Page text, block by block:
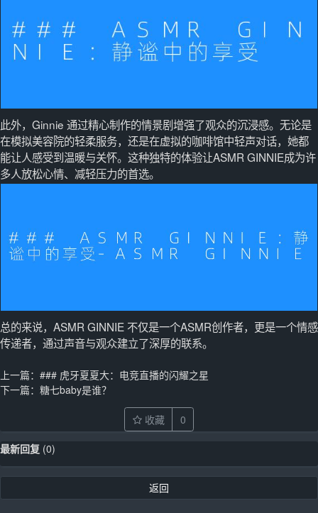
此外，Ginnie 通过精心制作的情景剧增强了观众的沉浸感。无论是
在模拟美容院的轻柔服务，还是在虚拟的咖啡馆中轻声对话，她都
能让人感受到温暖与关怀。这种独特的体验让ASMR GINNIE成为许
多人放松心情、减轻压力的首选。
总的来说，ASMR GINNIE 不仅是一个ASMR创作者，更是一个情感
传递者，通过声音与观众建立了深厚的联系。
上一篇： ### 虎牙夏夏大：电竞直播的闪耀之星
下一篇： 糖七baby是谁？
收藏 0
最新回复 (0)
返回